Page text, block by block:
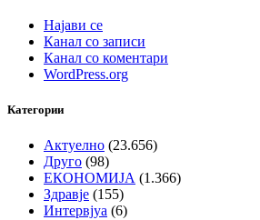
Најави се
Канал со записи
Канал со коментари
WordPress.org
Категории
Актуелно (23.656)
Друго (98)
ЕКОНОМИЈА (1.366)
Здравје (155)
Интервјуа (6)